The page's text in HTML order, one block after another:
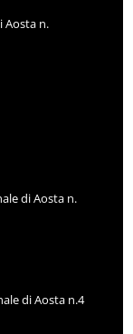
Aosta n.
di Aosta n.
di Aosta n.4